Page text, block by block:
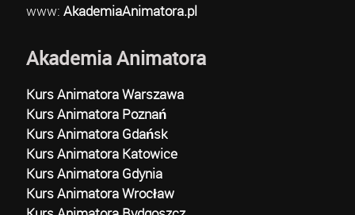
www: AkademiaAnimatora.pl
Akademia Animatora
Kurs Animatora Warszawa
Kurs Animatora Poznań
Kurs Animatora Gdańsk
Kurs Animatora Katowice
Kurs Animatora Gdynia
Kurs Animatora Wrocław